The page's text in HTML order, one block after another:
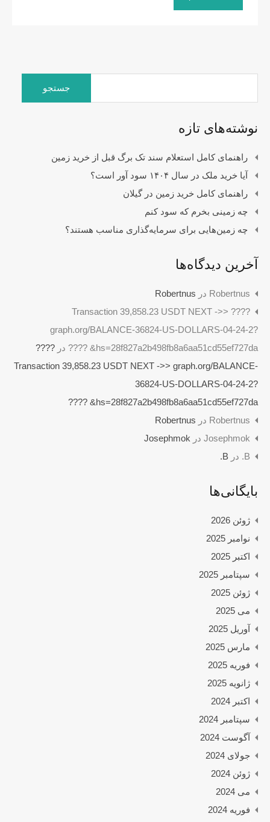
نوشته‌های تازه
راهنمای کامل استعلام سند تک برگ قبل از خرید زمین
آیا خرید ملک در سال ۱۴۰۴ سود آور است؟
راهنمای کامل خرید زمین در گیلان
چه زمینی بخرم که سود کنم
چه زمین‌هایی برای سرمایه‌گذاری مناسب هستند؟
آخرین دیدگاه‌ها
Robertnus در Robertnus
???? Transaction 39,858.23 USDT NEXT ->>
graph.org/BALANCE-36824-US-DOLLARS-04-24-2?
hs=28f827a2b498fb8a6aa51cd55ef727da& ????
در ????
Transaction 39,858.23 USDT NEXT ->> graph.org/BALANCE-
36824-US-DOLLARS-04-24-2?
hs=28f827a2b498fb8a6aa51cd55ef727da& ????
Robertnus در Robertnus
Josephmok در Josephmok
B. در B.
بایگانی‌ها
ژوئن 2026
نوامبر 2025
اکتبر 2025
سپتامبر 2025
ژوئن 2025
می 2025
آوریل 2025
مارس 2025
فوریه 2025
ژانویه 2025
اکتبر 2024
سپتامبر 2024
آگوست 2024
جولای 2024
ژوئن 2024
می 2024
فوریه 2024